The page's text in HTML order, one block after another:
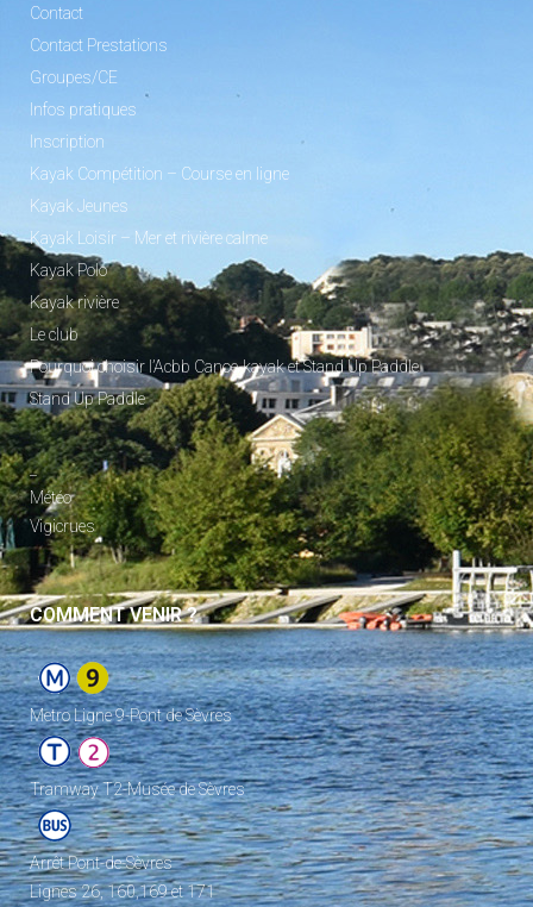
Contact
Contact Prestations
Groupes/CE
Infos pratiques
Inscription
Kayak Compétition – Course en ligne
Kayak Jeunes
Kayak Loisir – Mer et rivière calme
Kayak Polo
Kayak rivière
Le club
Pourquoi choisir l’Acbb Canoe-kayak et Stand Up Paddle
Stand Up Paddle
_
Météo
Vigicrues
COMMENT VENIR ?
Metro Ligne 9-Pont de Sèvres
Tramway T2-Musée de Sèvres
Arrêt Pont-de-Sèvres
Lignes 26, 160,169 et 171